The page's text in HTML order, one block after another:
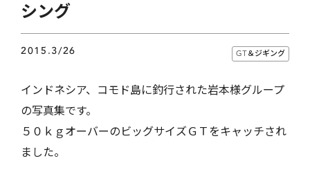
シング
2015.3/26 GT＆ジギング
インドネシア、コモド島に釣行された岩本様グループ
の写真集です。
５０ｋｇオーバーのビッグサイズＧＴをキャッチされ
ました。